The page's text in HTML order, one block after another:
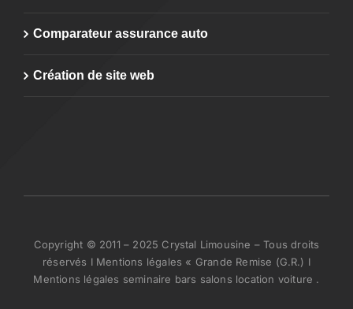
Comparateur assurance auto
Création de site web
Copyright © 2011 – 2025 Crystal Limousine – Tous droits
réservés I Mentions légales « Grande Remise (G.R.) I
Mentions légales seminaire bars salons location voiture .